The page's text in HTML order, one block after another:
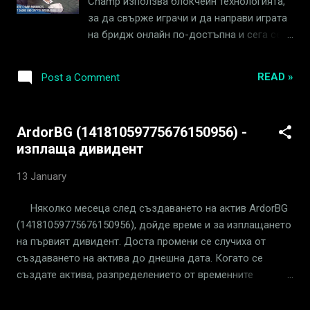
ще изплаща дивидент, както написах това е нов
стратегически ход за да се направи DEX по интересен за
използване. Последния проблем по-който...
за да свърже играчи и да направи играта
на бридж онлайн по-достъпна и сега се
значки, както е описано в тази медийна
верига на Ardor, предлага защитени от
подправяне данни за игри и система за
медия , включва онлайн турнири, крипто
награди, символични плащания и NFT
значки за постижения в играта. Това,
което прави Bridge Champ уникален, е
новият P2E подход: играчите не трябва да
Post a Comment READ »
ArdorBG (14181059775676150956) -
изплаща дивидент
13 January
Няколко месеца след създаването на актив ArdorBG
(14181059775676150956), дойде време и за изплащането
на първият дивидент. Доста промени се случиха от
създаването на актива до днешна дата. Когато се
създате актива, разпределението от временните